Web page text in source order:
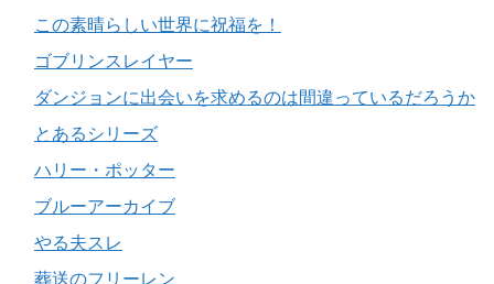
この素晴らしい世界に祝福を！
ゴブリンスレイヤー
ダンジョンに出会いを求めるのは間違っているだろうか
とあるシリーズ
ハリー・ポッター
ブルーアーカイブ
やる夫スレ
葬送のフリーレン